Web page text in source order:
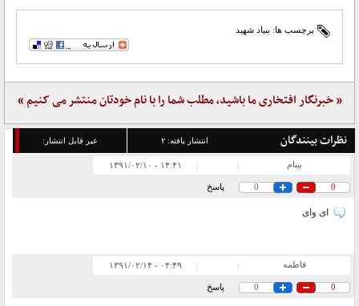
برچسب ها: بنیاد شهید
« خبرنگار افتخاری ما باشید، مطلب شما را با نام خودتان منتشر می کنیم »
نظرات بینندگان انتشار یافته:۲ غیر قابل انتشار:
بینام ۱۴:۴۱ - ۱۳۹۱/۰۲/۱۰
0
0 پاسخ
ای وای
فاطمه |
| ۰۴:۴۹ - ۱۳۹۱/۰۲/۱۴
0
0 پاسخ